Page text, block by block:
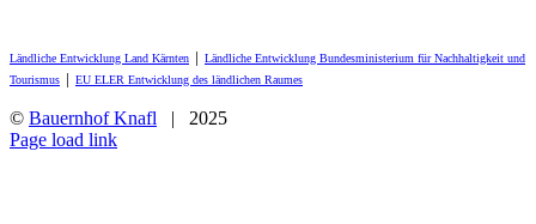
Ländliche Entwicklung Land Kärnten
Ländliche Entwicklung Bundesministerium für Nachhaltigkeit und
Tourismus
EU ELER Entwicklung des ländlichen Raumes
© Bauernhof Knafl | 2025
Facebook
Page load link